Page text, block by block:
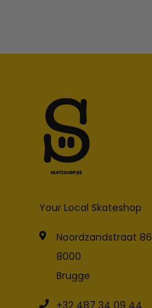
Your Local Skateshop
Noordzandstraat 86
8000
Brugge
+32 487 34 09 44